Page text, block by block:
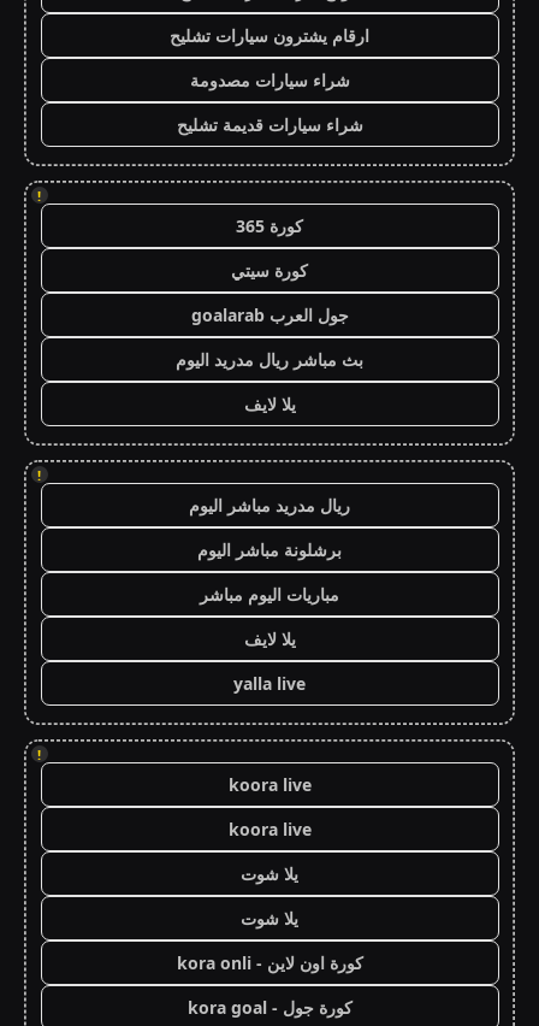
ارقام يشترون سيارات تشليح
شراء سيارات مصدومة
شراء سيارات قديمة تشليح
!
كورة 365
كورة سيتي
جول العرب goalarab
بث مباشر ريال مدريد اليوم
يلا لايف
!
ريال مدريد مباشر اليوم
برشلونة مباشر اليوم
مباريات اليوم مباشر
يلا لايف
yalla live
!
koora live
koora live
يلا شوت
يلا شوت
كورة اون لاين - kora onli
كورة جول - kora goal